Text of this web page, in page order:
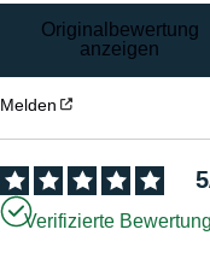
Originalbewertung
anzeigen
Melden
5
Verifizierte